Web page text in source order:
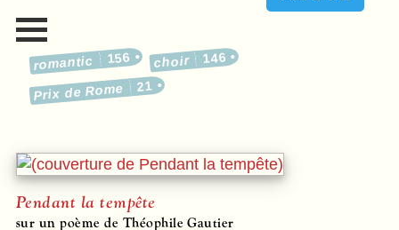
romantic 156 choir 146
Prix de Rome 21
Pendant la tempête
sur un poème de Théophile Gautier